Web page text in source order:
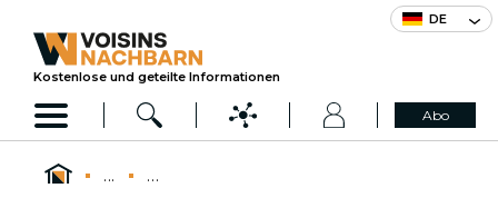
DE
Kostenlose und geteilte Informationen
Abo
... ...